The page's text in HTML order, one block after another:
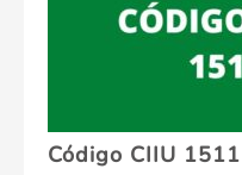
Código CIIU 1511